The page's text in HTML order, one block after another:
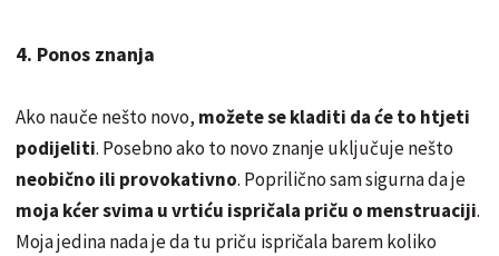
4. Ponos znanja
Ako nauče nešto novo, možete se kladiti da će to htjeti
podijeliti. Posebno ako to novo znanje uključuje nešto
neobično ili provokativno. Poprilično sam sigurna da je
moja kćer svima u vrtiću ispričala priču o menstruaciji.
Moja jedina nada je da tu priču ispričala barem koliko